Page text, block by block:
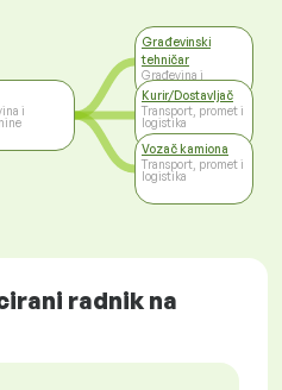
i
Građevinski
tehničar
Građevina i
nekretnine
Kurir/Dostavljač
Transport, promet i
logistika
Vozač kamiona
Transport, promet i
logistika
radnik na